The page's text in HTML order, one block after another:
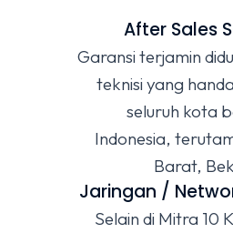
After Sales
Garansi terjamin
teknisi yang
seluruh kota
Indonesia,
Barat,
Jaringan /
Selain di Mitra 10